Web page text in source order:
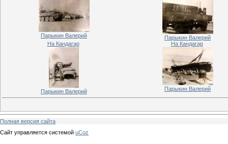
Парыкин Валерий
Парыкин Валерий
На Кандагар
Парыкин Валерий
На Кандагар
Парыкин Валерий
Полная версия сайта
Сайт управляется системой uCoz